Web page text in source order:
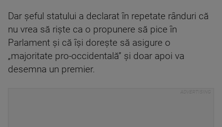
Dar șeful statului a declarat în repetate rânduri că
nu vrea să riște ca o propunere să pice în
Parlament și că își dorește să asigure o
„majoritate pro-occidentală” și doar apoi va
desemna un premier.